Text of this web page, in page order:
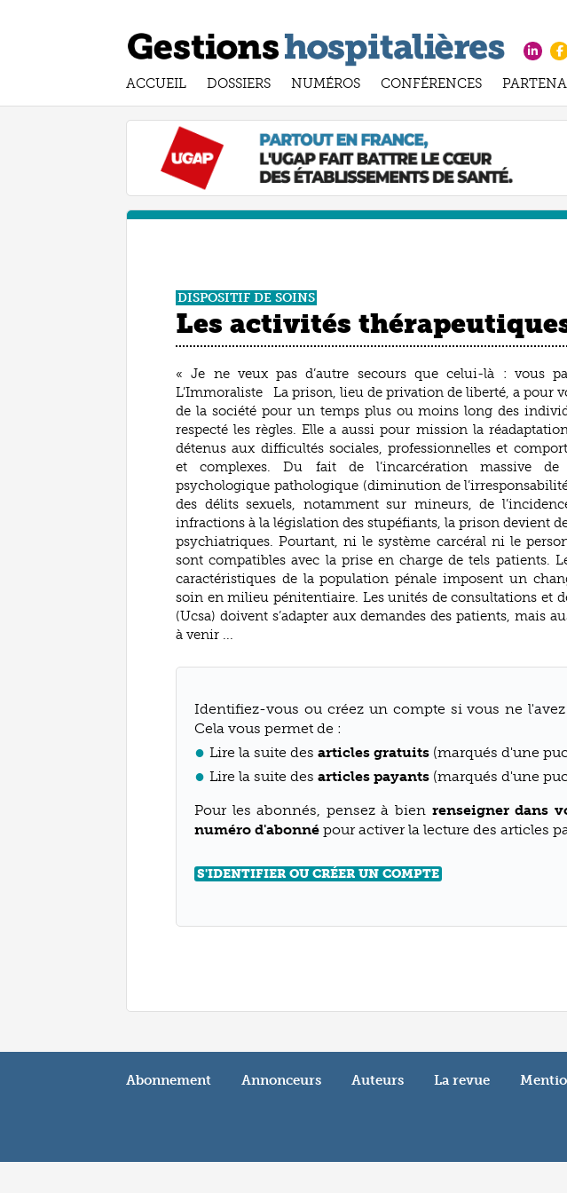
ACCUEIL DOSSIERS NUMÉROS CONFÉRENCES
DISPOSITIF DE SOINS
Les activités
« Je ne veux pas d’autre secours que celui-là : vous
L’Immoraliste La prison, lieu de privation de liberté, a pour
de la société pour un temps plus ou moins long des
respecté les règles. Elle a aussi pour mission la
détenus aux difficultés sociales, professionnelles et
et complexes. Du fait de l’incarcération massive
psychologique pathologique (diminution de
des délits sexuels, notamment sur mineurs, de
infractions à la législation des stupéfiants, la prison devient
psychiatriques. Pourtant, ni le système carcéral ni le
sont compatibles avec la prise en charge de tels patients.
caractéristiques de la population pénale imposent un
soin en milieu pénitentiaire. Les unités de consultations et
(Ucsa) doivent s’adapter aux demandes des patients, mais
à venir ...
Identifiez-vous ou créez un compte si vous ne
Cela vous permet de :
Lire la suite des articles gratuits (marqués d'une
Lire la suite des articles payants (marqués d'une
Pour les abonnés, pensez à bien renseigner dans
numéro d'abonné pour activer la lecture des articles
S'IDENTIFIER OU CRÉER UN COMPTE
Abonnement Annonceurs Auteurs La revue